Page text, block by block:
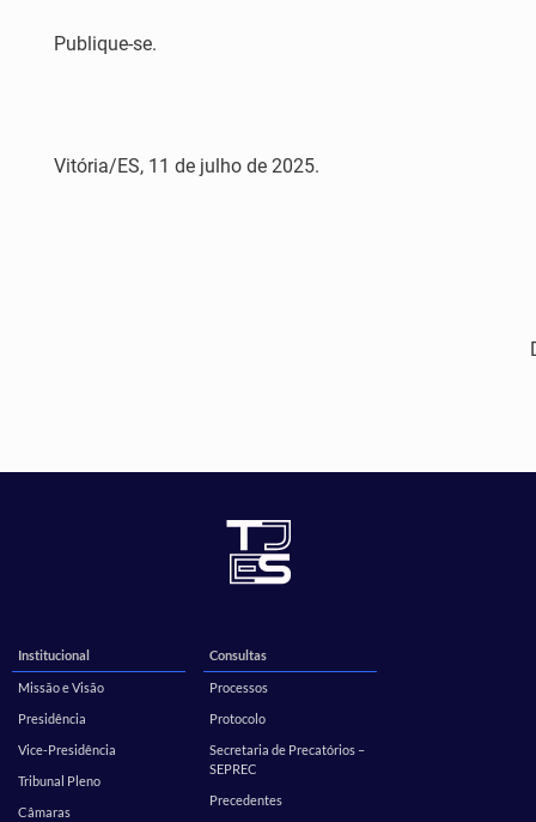
Publique-se.
Vitória/ES, 11 de julho de 2025.
Institucional
Missão e Visão
Presidência
Vice-Presidência
Tribunal Pleno
Câmaras
Consultas
Processos
Protocolo
Secretaria de Precatórios –
SEPREC
Precedentes